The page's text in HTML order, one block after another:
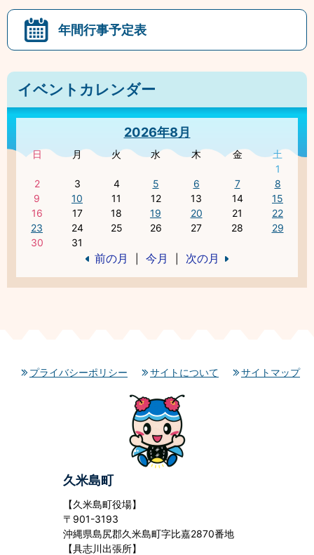
年間行事予定表
イベントカレンダー
2026年8月
日 月 火 水 木 金
土
1
2
3 4 5 6 7
8
9
10 11 12 13 14
15
16
17 18 19 20 21
22
23
24 25 26 27 28
29
30
31
前の月 今月 次の月
プライバシーポリシー サイトについて サイトマップ
久米島町
【久米島町役場】
〒901-3193
沖縄県島尻郡久米島町字比嘉2870番地
【具志川出張所】